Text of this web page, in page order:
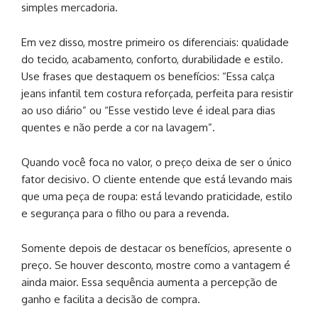
simples mercadoria.
Em vez disso, mostre primeiro os diferenciais: qualidade
do tecido, acabamento, conforto, durabilidade e estilo.
Use frases que destaquem os benefícios: “Essa calça
jeans infantil tem costura reforçada, perfeita para resistir
ao uso diário” ou “Esse vestido leve é ideal para dias
quentes e não perde a cor na lavagem”.
Quando você foca no valor, o preço deixa de ser o único
fator decisivo. O cliente entende que está levando mais
que uma peça de roupa: está levando praticidade, estilo
e segurança para o filho ou para a revenda.
Somente depois de destacar os benefícios, apresente o
preço. Se houver desconto, mostre como a vantagem é
ainda maior. Essa sequência aumenta a percepção de
ganho e facilita a decisão de compra.